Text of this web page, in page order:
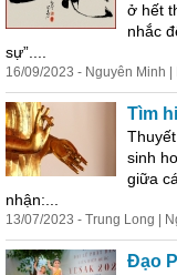
ở hết
nhắc
sự”....
16/09/2023 - Nguyên Minh |
Tìm
sinh
giữa
nhận:...
13/07/2023 - Trung Long |
Đạo